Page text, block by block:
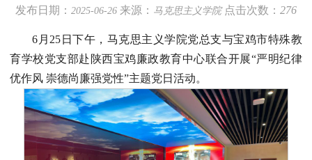
发布日期： 2025-06-26 来源： 马克思主义学院 点击次数： 276
6月25日下午，马克思主义学院党总支与宝鸡市特殊教
育学校党支部赴陕西宝鸡廉政教育中心联合开展“严明纪律
优作风 崇德尚廉强党性”主题党日活动。